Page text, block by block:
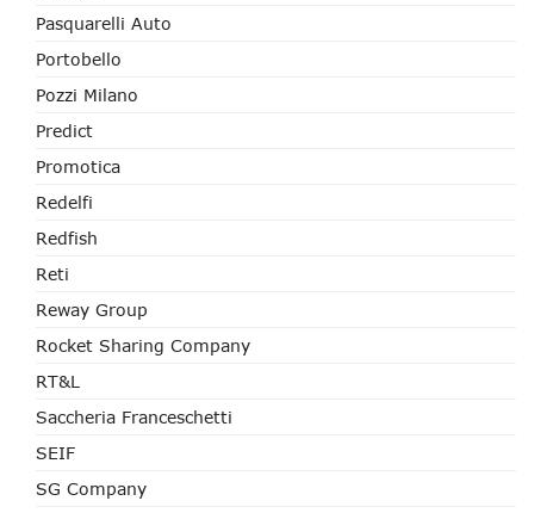
Pasquarelli Auto
Portobello
Pozzi Milano
Predict
Promotica
Redelfi
Redfish
Reti
Reway Group
Rocket Sharing Company
RT&L
Saccheria Franceschetti
SEIF
SG Company